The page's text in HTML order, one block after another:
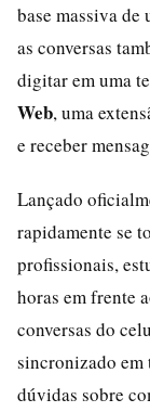
base massiva de
as conversas
digitar em uma
Web, uma
e receber
Lançado
rapidamente se
profissionais,
horas em frente
conversas do
sincronizado em
dúvidas sobre